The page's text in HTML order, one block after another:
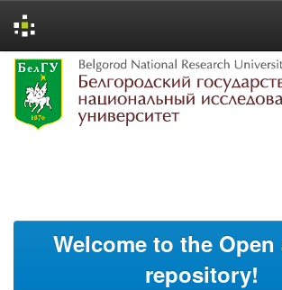
Skip
navigation
Welcome to the Open
repository!